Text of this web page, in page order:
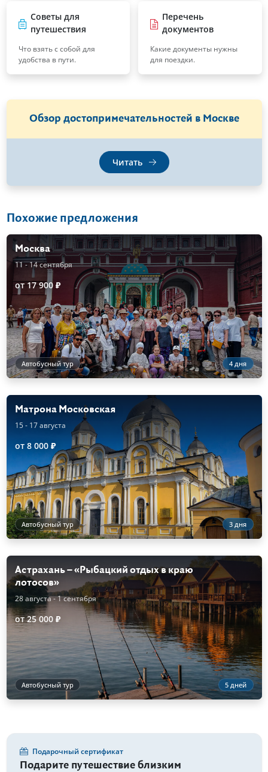
Советы для
путешествия
Что взять с собой для
удобства в пути.
Перечень
документов
Какие документы нужны
для поездки.
Обзор достопримечательностей в Москве
Читать
Похожие предложения
Москва
11 - 14 сентября
от 17 900 ₽
Автобусный тур 4 дня
Матрона Московская
15 - 17 августа
от 8 000 ₽
Автобусный тур 3 дня
Астрахань – «Рыбацкий отдых в краю
лотосов»
28 августа - 1 сентября
от 25 000 ₽
Автобусный тур 5 дней
Подарочный сертификат
Подарите путешествие близким